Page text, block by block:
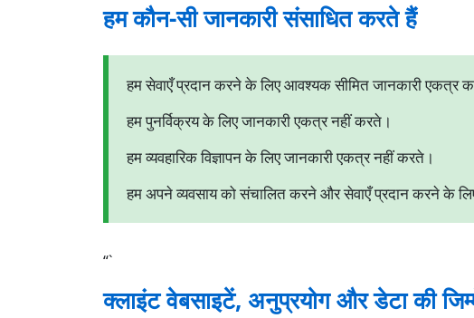
हम कौन-सी जानकारी संसाधित करते हैं
हम सेवाएँ प्रदान करने के लिए आवश्यक सीमित जानकारी एकत्र
हम पुनर्विक्रय के लिए जानकारी एकत्र नहीं करते।
हम व्यवहारिक विज्ञापन के लिए जानकारी एकत्र नहीं करते।
हम अपने व्यवसाय को संचालित करने और सेवाएँ प्रदान करने के
“`
क्लाइंट वेबसाइटें, अनुप्रयोग और डेटा की